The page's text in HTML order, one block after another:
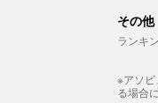
その他
ランキ
※アソ
る場合